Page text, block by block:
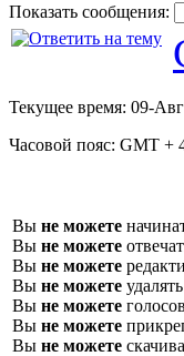
Показать сообщения:
Текущее время: 09-
Часовой пояс: GMT +
Вы не можете
Вы не можете
Вы не можете
Вы не можете
Вы не можете
Вы не можете
Вы не можете